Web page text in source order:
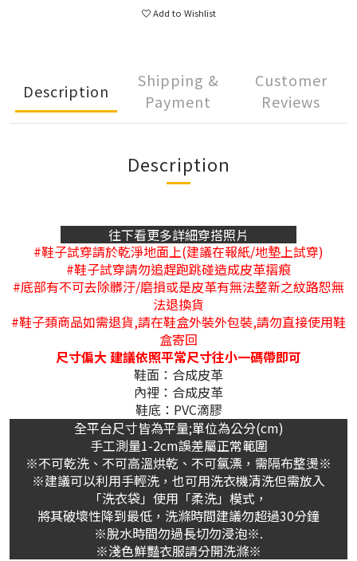
Add to Wishlist
Description
Shipping &
Payment
Customer
Reviews
Description
往下看更多詳細穿搭照片
#鞋子試穿請於乾淨地面上(建議在報紙/地墊上試穿)
#鞋子試穿請勿追趕跑跳碰造成皮革摺痕
#底部有不可去除髒汙/磨損或是皮革有無法整新之紋路恕無
法退換貨
#鞋子類商品如需退貨,請在鞋盒外裝外包裝,請勿直接使用鞋
盒寄回
尺寸偏大 建議依照平常尺寸往小一碼帶即可
鞋面：合成皮革
內裡：合成皮革
鞋底：PVC滴膠
全平台尺寸皆為平量;單位為公分(cm)
手工測量1-2cm誤差屬正常範圍
※不可乾洗、不可高溫烘乾、不可氯漂，需隔布整燙※
※建議可以利用手輕洗，也可用洗衣機清洗但需放入
「洗衣袋」使用「柔洗」模式，
將其破壞性降到最低，洗滌時間建議勿超過30分鐘
※脫水時間勿過長切勿浸泡※.
※淺色鮮豔衣服請分開洗滌※